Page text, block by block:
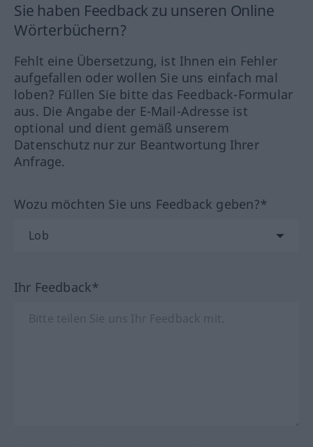
Sie haben Feedback zu unseren Online
Wörterbüchern?
Fehlt eine Übersetzung, ist Ihnen ein Fehler
aufgefallen oder wollen Sie uns einfach mal
loben? Füllen Sie bitte das Feedback-Formular
aus. Die Angabe der E-Mail-Adresse ist
optional und dient gemäß unserem
Datenschutz nur zur Beantwortung Ihrer
Anfrage.
Wozu möchten Sie uns Feedback geben?*
Ihr Feedback*